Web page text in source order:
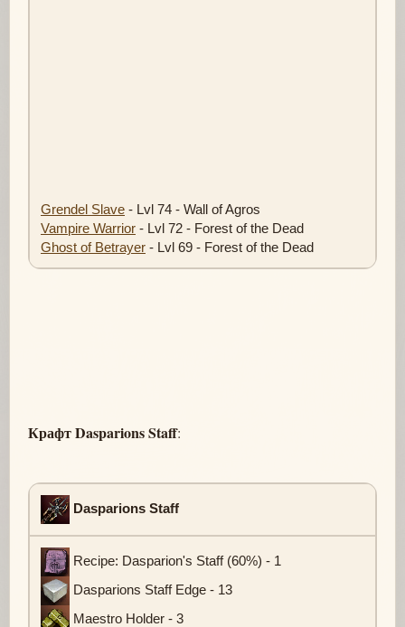
Grendel Slave - Lvl 74 - Wall of Agros
Vampire Warrior - Lvl 72 - Forest of the Dead
Ghost of Betrayer - Lvl 69 - Forest of the Dead
Крафт Dasparions Staff:
Dasparions Staff
Recipe: Dasparion's Staff (60%) - 1
Dasparions Staff Edge - 13
Maestro Holder - 3